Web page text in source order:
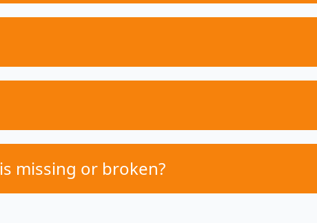
missing or broken?